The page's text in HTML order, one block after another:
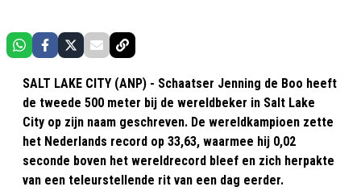
SALT LAKE CITY (ANP) - Schaatser Jenning de Boo heeft
de tweede 500 meter bij de wereldbeker in Salt Lake
City op zijn naam geschreven. De wereldkampioen zette
het Nederlands record op 33,63, waarmee hij 0,02
seconde boven het wereldrecord bleef en zich herpakte
van een teleurstellende rit van een dag eerder.